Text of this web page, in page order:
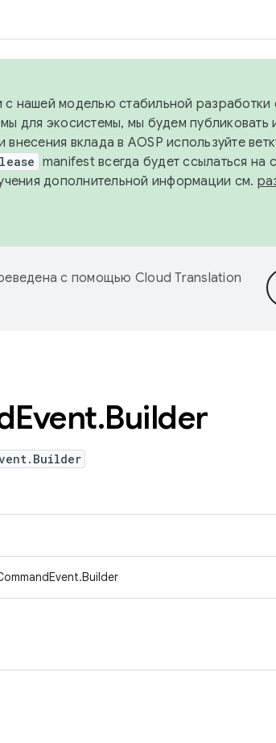
с нашей моделью стабильной разработки
для экосистемы, мы будем публиковать
вклада в AOSP используйте
manifest всегда будет ссылаться на
дополнительной информации см.
с помощью Cloud Translation
Event.Builder